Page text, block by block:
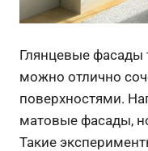
Глянцевые фасады
можно отлично
поверхностями.
матовые фасады,
Такие